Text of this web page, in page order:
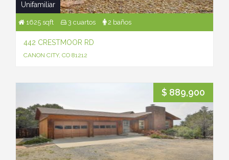
Unifamiliar
1625 sqft 3 cuartos 2 baños
442 CRESTMOOR RD
CANON CITY, CO 81212
$ 889,900